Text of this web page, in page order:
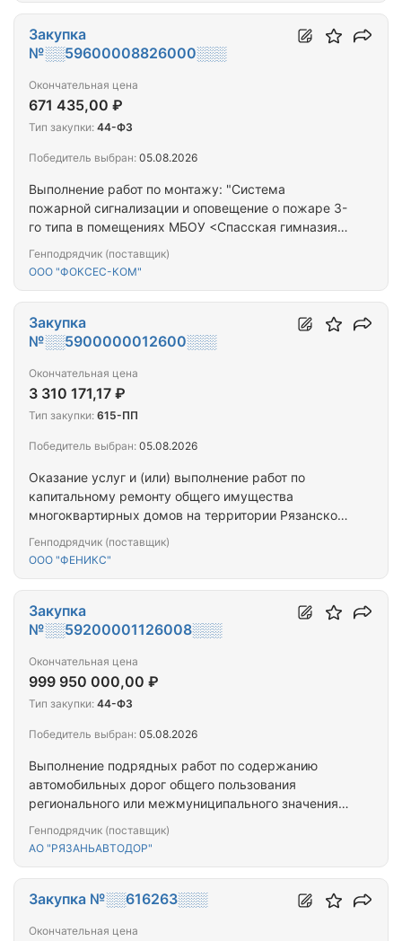
многоквартирных домов на территории Рязанской
области: г. Рязань, ул. Затинная, д. 23
Выполнение работ по монтажу: "Система
пожарной сигнализации и оповещение о пожаре 3-
го типа в помещениях МБОУ <Спасская гимназия>,
34"
Генподрядчик (поставщик)
ООО "ФОКСЕС-КОМ"
Закупка
№░░59600008826000░░░
Окончательная цена
671 435,00 ₽
Тип закупки: 44-ФЗ
Победитель выбран: 05.08.2026
Оказание услуг и (или) выполнение работ по
капитальному ремонту общего имущества
многоквартирных домов на территории Рязанской
Желтухинский, ул. Гагарина, д. 4; с. Вослебово, ул.
ул. Мира, д. 17; с. Петрушино, ул. Центральная, д.
4; с. Шелемишево, ул. Октябрьская, д. 15; д. 26; д.
28
Генподрядчик (поставщик)
ООО "ФЕНИКС"
Закупка
№░░5900000012600░░░
Окончательная цена
3 310 171,17 ₽
Тип закупки: 615-ПП
Победитель выбран: 05.08.2026
Выполнение подрядных работ по содержанию
автомобильных дорог общего пользования
регионального или межмуниципального значения и
области - восстановление изношенных верхних
Генподрядчик (поставщик)
АО "РЯЗАНЬАВТОДОР"
Закупка
№░░59200001126008░░░
Окончательная цена
999 950 000,00 ₽
Тип закупки: 44-ФЗ
Победитель выбран: 05.08.2026
Закупка №░░616263░░░
Окончательная цена